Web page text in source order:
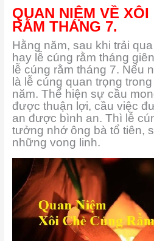
QUAN NIỆM VỀ XÔI
RẰM THÁNG 7.
Hằng năm, sau khi trải
hay lễ cúng rằm tháng
lễ cúng rằm tháng 7. Nếu
là lễ cúng quan trọng
năm. Thể hiện sự cầu
được thuận lợi, cầu việc
an được bình an. Thì lễ
tưởng nhớ ông bà tổ tiên,
những vong linh.